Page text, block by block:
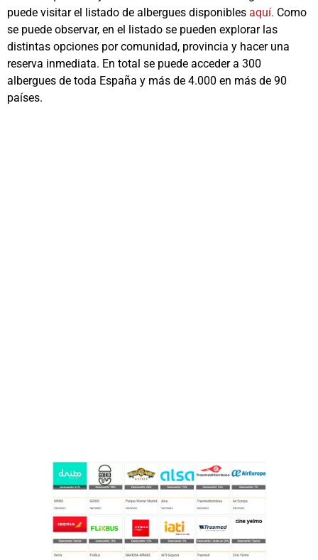
puede visitar el listado de albergues disponibles aquí. Como
se puede observar, en el listado se pueden explorar las
distintas opciones por comunidad, provincia y hacer una
reserva inmediata. En total se puede acceder a 300
albergues de toda España y más de 4.000 en más de 90
países.